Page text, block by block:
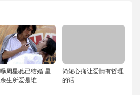
周星驰已结婚 星
生所爱是谁
简短心痛让爱情有哲理
的话